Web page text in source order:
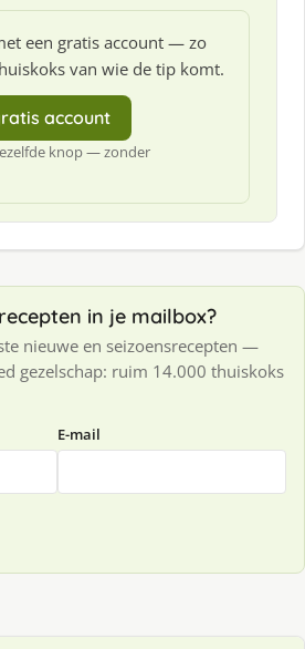
een gratis account — zo
van wie de tip komt.
account
knop — zonder
in je mailbox?
nieuwe en seizoensrecepten —
gezelschap: ruim 14.000 thuiskoks
E-mail